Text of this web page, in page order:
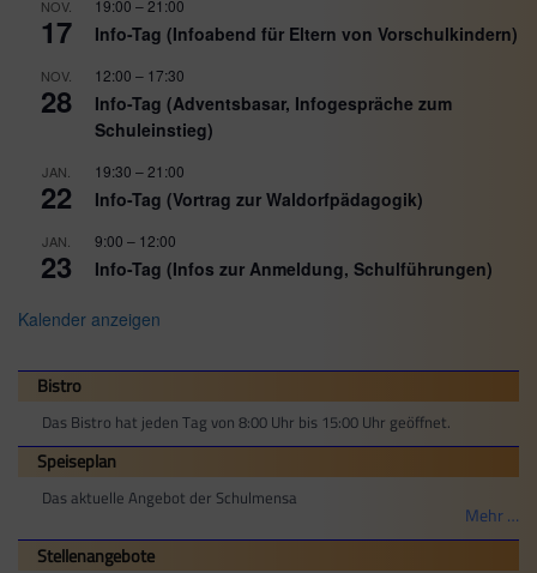
NOV.
17
19:00 – 21:00
Info-Tag (Infoabend für Eltern von Vorschulkindern)
NOV.
28
12:00 – 17:30
Info-Tag (Adventsbasar, Infogespräche zum
Schuleinstieg)
JAN.
22
19:30 – 21:00
Info-Tag (Vortrag zur Waldorfpädagogik)
JAN.
23
9:00 – 12:00
Info-Tag (Infos zur Anmeldung, Schulführungen)
Kalender anzeigen
Bistro
Das Bistro hat jeden Tag von 8:00 Uhr bis 15:00 Uhr geöffnet.
Speiseplan
Das aktuelle Angebot der Schulmensa
Mehr …
Stellenangebote